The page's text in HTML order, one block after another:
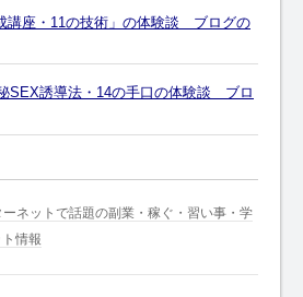
講座・11の技術」の体験談 ブログの
SEX誘導法・14の手口の体験談 ブロ
ーネットで話題の副業・稼ぐ・習い事・学
情報